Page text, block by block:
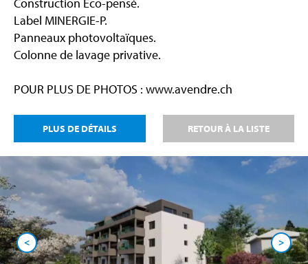
Label MINERGIE-P.
Panneaux photovoltaïques.
Colonne de lavage privative.
POUR PLUS DE PHOTOS : www.avendre.ch
PLUS DE DÉTAILS RETOUR À LA LISTE
< >